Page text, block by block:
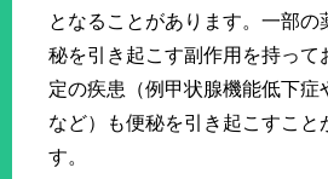
となることがあります。一部の
秘を引き起こす副作用を持って
定の疾患（例甲状腺機能低下症
など）も便秘を引き起こすこと
す。